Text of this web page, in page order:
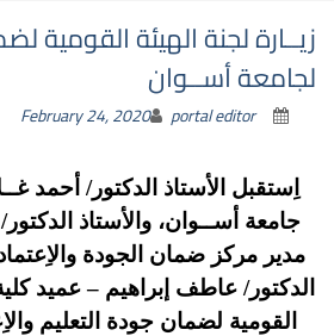
زيــارة لجنة الهيئة القومية
لجامعة أســوان
February 24, 2020 portal editor
اِستقبل الأستاذ الدكتور/ أحمد
جامعة أســوان، والأستاذ
مدير مركز ضمان الجودة والاِعتماد
الدكتور/ عاطف إبراهيم – عميد
القومية لضمان جودة التعليم